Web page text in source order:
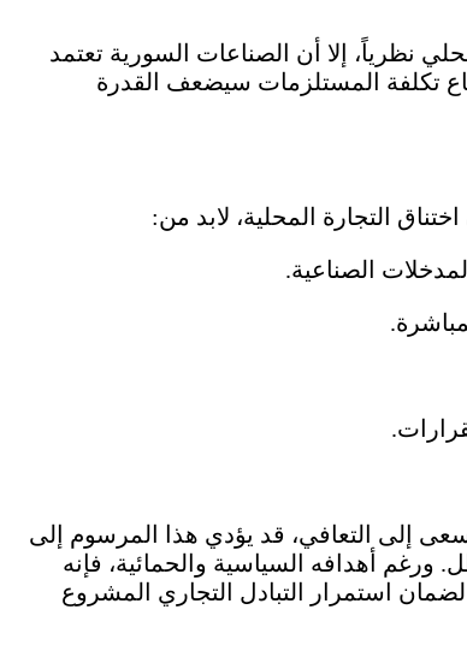
نظرياً، إلا أن الصناعات السورية تعتمد
تكلفة المستلزمات سيضعف القدرة
التجارة المحلية، لابد من:
الصناعية.
إلى التعافي، قد يؤدي هذا المرسوم إلى
أهدافه السياسية والحمائية، فإنه
استمرار التبادل التجاري المشروع